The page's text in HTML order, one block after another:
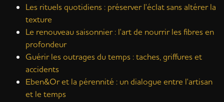
Les rituels quotidiens : préserver l'éclat sans altérer la
texture
Le renouveau saisonnier : l'art de nourrir les fibres en
profondeur
Guérir les outrages du temps : taches, griffures et
accidents
Eben&Or et la pérennité : un dialogue entre l'artisan
et le temps